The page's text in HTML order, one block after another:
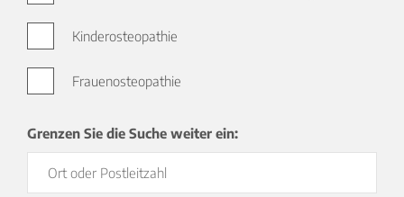
Kinderosteopathie
Frauenosteopathie
Grenzen Sie die Suche weiter ein: